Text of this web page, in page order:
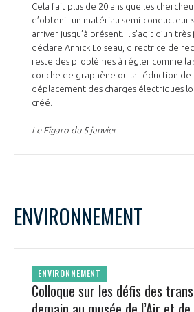
Cela fait plus de 20 ans que les
d’obtenir un matériau semi-conducteur
arriver jusqu’à présent. Il s’agit d’un très
déclare Annick Loiseau, directrice de
reste des problèmes à régler comme la
couche de graphène ou la réduction de
déplacement des charges électriques
créé.
Le Figaro du 5 janvier
ENVIRONNEMENT
ENVIRONNEMENT
Colloque sur les défis des